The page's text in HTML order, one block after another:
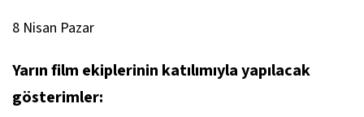
8 Nisan Pazar
Yarın film ekiplerinin katılımıyla yapılacak
gösterimler: